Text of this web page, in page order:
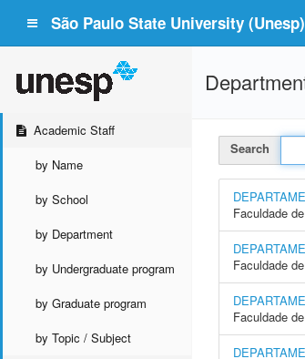
São Paulo State University
Academic Staff
by Name
by School
by Department
by Undergraduate program
by Graduate program
by Topic / Subject
Search
Faculdade
Faculdade
Faculdade